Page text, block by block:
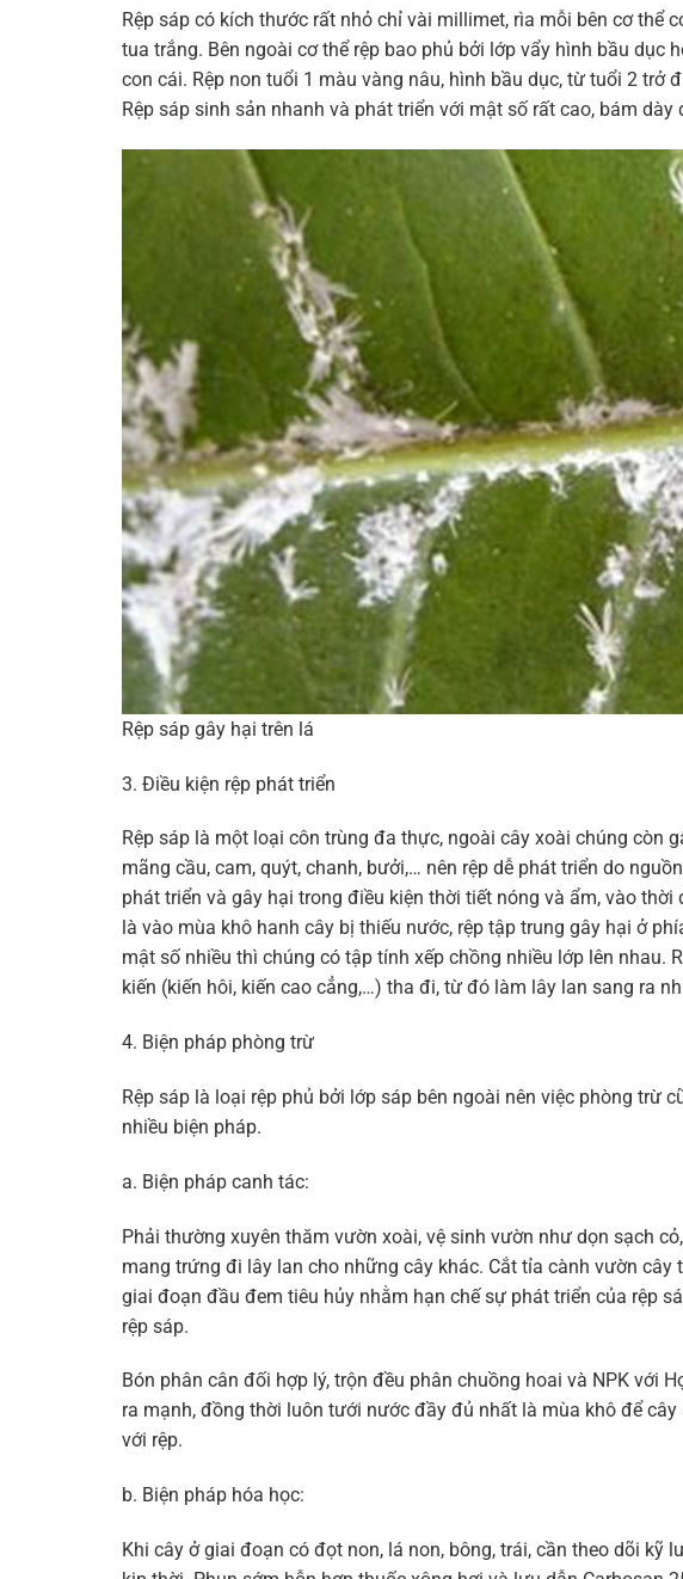
Rệp sáp có kích thước rất nhỏ chỉ vài millimet, rìa mỗi bên cơ thể
tua trắng. Bên ngoài cơ thể rệp bao phủ bởi lớp vẩy hình bầu dục
con cái. Rệp non tuổi 1 màu vàng nâu, hình bầu dục, từ tuổi 2 trở
Rệp sáp sinh sản nhanh và phát triển với mật số rất cao, bám dày
Rệp sáp gây hại trên lá
3. Điều kiện rệp phát triển
Rệp sáp là một loại côn trùng đa thực, ngoài cây xoài chúng còn
mãng cầu, cam, quýt, chanh, bưởi,… nên rệp dễ phát triển do
phát triển và gây hại trong điều kiện thời tiết nóng và ẩm, vào
là vào mùa khô hanh cây bị thiếu nước, rệp tập trung gây hại ở
mật số nhiều thì chúng có tập tính xếp chồng nhiều lớp lên nhau.
kiến (kiến hôi, kiến cao cẳng,…) tha đi, từ đó làm lây lan sang ra
4. Biện pháp phòng trừ
Rệp sáp là loại rệp phủ bởi lớp sáp bên ngoài nên việc phòng trừ
nhiều biện pháp.
a. Biện pháp canh tác:
Phải thường xuyên thăm vườn xoài, vệ sinh vườn như dọn sạch
mang trứng đi lây lan cho những cây khác. Cắt tỉa cành vườn
giai đoạn đầu đem tiêu hủy nhằm hạn chế sự phát triển của rệp
rệp sáp.
Bón phân cân đối hợp lý, trộn đều phân chuồng hoai và NPK với
ra mạnh, đồng thời luôn tưới nước đầy đủ nhất là mùa khô để
với rệp.
b. Biện pháp hóa học:
Khi cây ở giai đoạn có đọt non, lá non, bông, trái, cần theo dõi kỹ